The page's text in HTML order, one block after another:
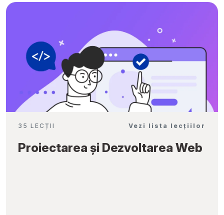
35 LECȚII Vezi lista lecțiilor
Proiectarea și Dezvoltarea Web